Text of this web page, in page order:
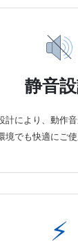
静音
計により、動作音
境でも快適にご使
⚡